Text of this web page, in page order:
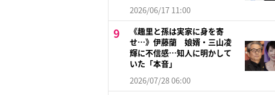
2026/06/17 11:00
《趣里と孫は実家に身を寄
せ…》伊藤蘭 娘婿・三山凌
輝に不信感…知人に明かして
いた「本音」
2026/07/28 06:00